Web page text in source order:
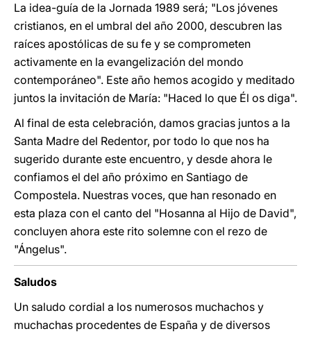
La idea-guía de la Jornada 1989 será; "Los jóvenes
cristianos, en el umbral del año 2000, descubren las
raíces apostólicas de su fe y se comprometen
activamente en la evangelización del mondo
contemporáneo". Este año hemos acogido y meditado
juntos la invitación de María: "Haced lo que Él os diga".
Al final de esta celebración, damos gracias juntos a la
Santa Madre del Redentor, por todo lo que nos ha
sugerido durante este encuentro, y desde ahora le
confiamos el del año próximo en Santiago de
Compostela. Nuestras voces, que han resonado en
esta plaza con el canto del "Hosanna al Hijo de David",
concluyen ahora este rito solemne con el rezo de
"Ángelus".
Saludos
Un saludo cordial a los numerosos muchachos y
muchachas procedentes de España y de diversos